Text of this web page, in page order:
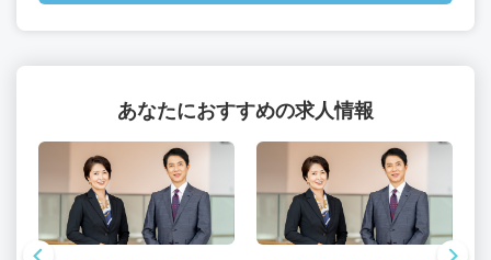
あなたにおすすめの求人情報